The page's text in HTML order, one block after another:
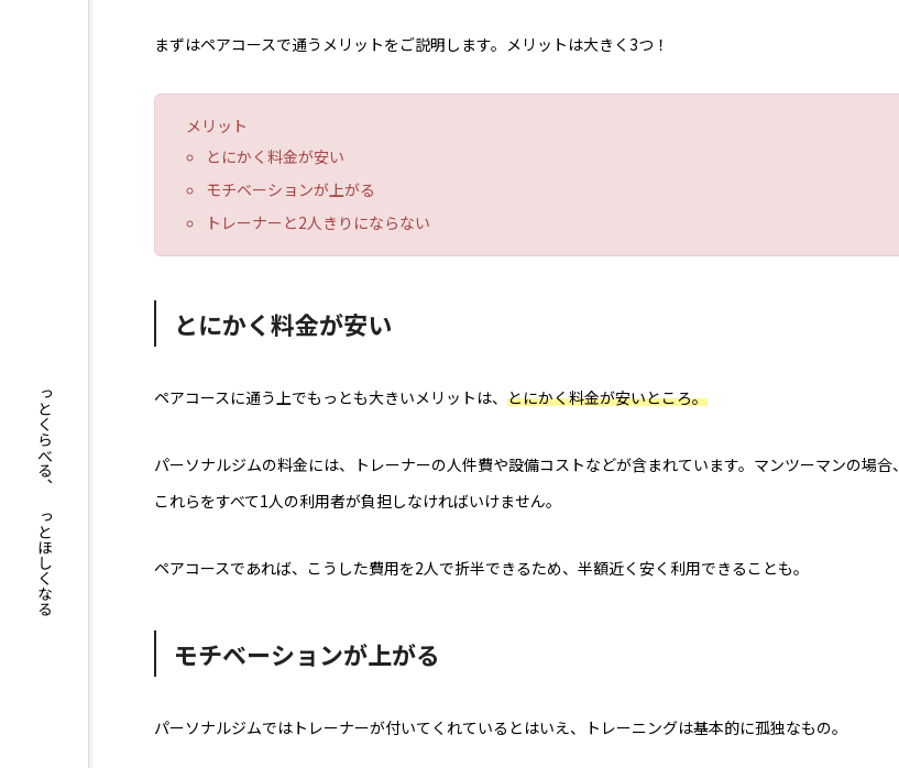
まずはペアコースで通うメリットをご説明します。メリットは大きく3つ！
メリット
とにかく料金が安い
モチベーションが上がる
トレーナーと2人きりにならない
とにかく料金が安い
ペアコースに通う上でもっとも大きいメリットは、 とにかく料金が安いところ。
パーソナルジムの料金には、トレーナーの人件費や設備コストなどが含まれています。マンツーマンの場合、
これらをすべて1人の利用者が負担しなければいけません。
ペアコースであれば、こうした費用を2人で折半できるため、半額近く安く利用できることも。
モチベーションが上がる
パーソナルジムではトレーナーが付いてくれているとはいえ、トレーニングは基本的に孤独なもの。
もっとくらべる、もっとほしくなる